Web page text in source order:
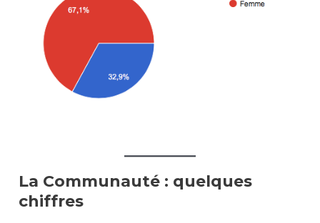
La Communauté : quelques
chiffres